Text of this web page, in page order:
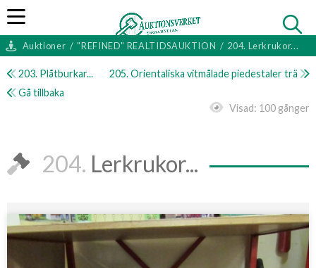
Auktioner / "REFINED" REALTIDSAUKTION / 204. Lerkrukor...
203. Plåtburkar...
205. Orientaliska vitmålade piedestaler trä
Gå tillbaka
Visad: 100 gånger
204. Lerkrukor...